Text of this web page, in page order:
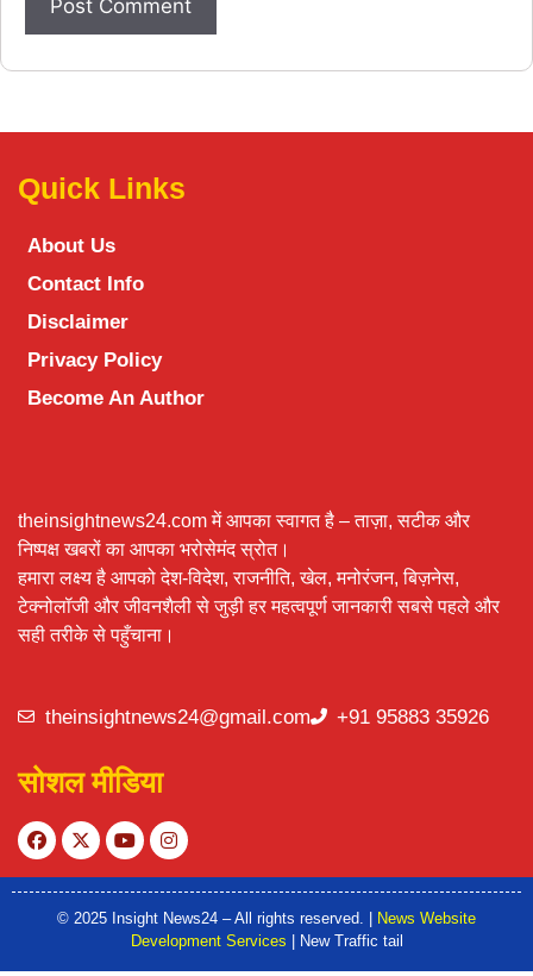
Quick Links
About Us
Contact Info
Disclaimer
Privacy Policy
Become An Author
theinsightnews24.com में आपका स्वागत है – ताज़ा, सटीक और
निष्पक्ष खबरों का आपका भरोसेमंद स्रोत।
हमारा लक्ष्य है आपको देश-विदेश, राजनीति, खेल, मनोरंजन, बिज़नेस,
टेक्नोलॉजी और जीवनशैली से जुड़ी हर महत्वपूर्ण जानकारी सबसे पहले और
सही तरीके से पहुँचाना।
theinsightnews24@gmail.com +91 95883 35926
सोशल मीडिया
© 2025 Insight News24 – All rights reserved. |
News Website
Development Services
| New Traffic tail